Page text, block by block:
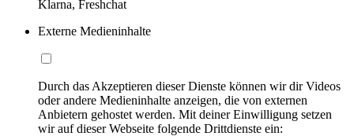
Klarna, Freshchat
Externe Medieninhalte
Durch das Akzeptieren dieser Dienste können wir dir Videos
oder andere Medieninhalte anzeigen, die von externen
Anbietern gehostet werden. Mit deiner Einwilligung setzen
wir auf dieser Webseite folgende Drittdienste ein: